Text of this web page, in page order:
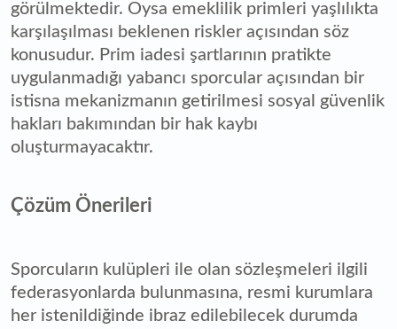
görülmektedir. Oysa emeklilik primleri yaşlılıkta
karşılaşılması beklenen riskler açısından söz
konusudur. Prim iadesi şartlarının pratikte
uygulanmadığı yabancı sporcular açısından bir
istisna mekanizmanın getirilmesi sosyal güvenlik
hakları bakımından bir hak kaybı
oluşturmayacaktır.
Çözüm Önerileri
Sporcuların kulüpleri ile olan sözleşmeleri ilgili
federasyonlarda bulunmasına, resmi kurumlara
her istenildiğinde ibraz edilebilecek durumda